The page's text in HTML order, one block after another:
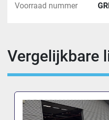
Voorraad nummer
Vergelijkbare